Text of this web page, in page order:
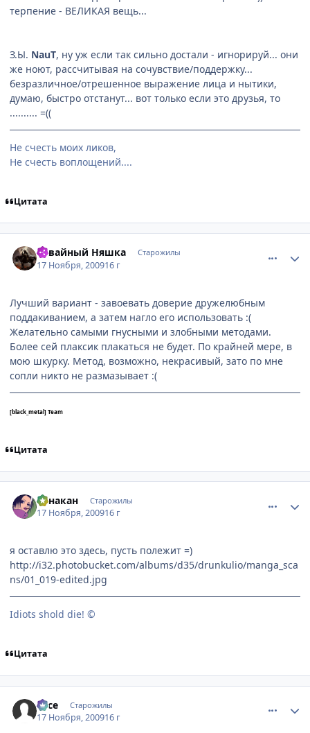
терпение - ВЕЛИКАЯ вещь...
З.Ы. NauT, ну уж если так сильно достали - игнорируй... они
же ноют, рассчитывая на сочувствие/поддержку...
безразличное/отрешенное выражение лица и нытики,
думаю, быстро отстанут... вот только если это друзья, то
.......... =((
Не счесть моих ликов,
Не счесть воплощений....
Цитата
Кавайный Няшка Старожилы
17 Ноября, 200916 г
Лучший вариант - завоевать доверие дружелюбным
поддакиванием, а затем нагло его использовать :(
Желательно самыми гнусными и злобными методами.
Более сей плаксик плакаться не будет. По крайней мере, в
мою шкурку. Метод, возможно, некрасивый, зато по мне
сопли никто не размазывает :(
[black_metal] Team
Цитата
Санакан Старожилы
17 Ноября, 200916 г
я оставлю это здесь, пусть полежит =)
http://i32.photobucket.com/albums/d35/drunkulio/manga_sca
ns/01_019-edited.jpg
Idiots shold die! ©
Цитата
vace Старожилы
17 Ноября, 200916 г